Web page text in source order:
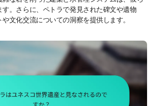
。さらに、ペトラで発見された碑文や遺物
文化交流についての洞察を提供します。